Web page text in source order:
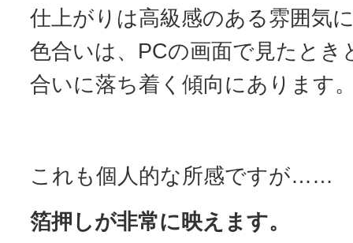
仕上がりは高級感のある雰囲気
色合いは、PCの画面で見たとき
合いに落ち着く傾向にあります
これも個人的な所感ですが……
箔押しが非常に映えます。